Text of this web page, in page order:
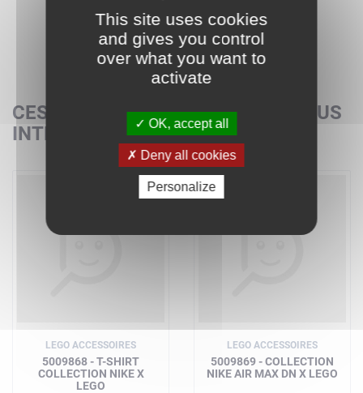
CES SETS POURRAIENT AUSSI VOUS
INTÉRESSER
LEGO ACCESSOIRES
5009868 - T-SHIRT
COLLECTION NIKE X
LEGO
LEGO ACCESSOIRES
5009869 - COLLECTION
NIKE AIR MAX DN X LEGO
This site uses cookies
and gives you control
over what you want to
activate
OK, accept all
Deny all cookies
Personalize